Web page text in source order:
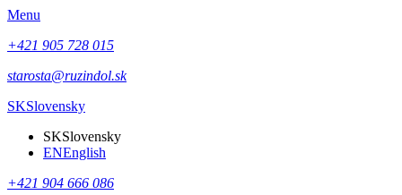
Menu
+421 905 728 015
starosta@ruzindol.sk
SKSlovensky
SKSlovensky
ENEnglish
+421 904 666 086